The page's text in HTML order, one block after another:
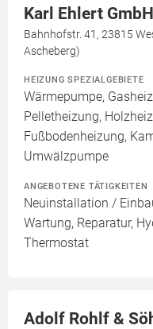
Karl Ehlert GmbH
Bahnhofstr. 41, 23815
Ascheberg)
HEIZUNG SPEZIALGEBIETE
Wärmepumpe,
Pelletheizung,
Fußbodenheizung,
Umwälzpumpe
ANGEBOTENE TÄTIGKEITEN
Neuinstallation /
Wartung, Reparatur,
Thermostat
Adolf Rohlf &